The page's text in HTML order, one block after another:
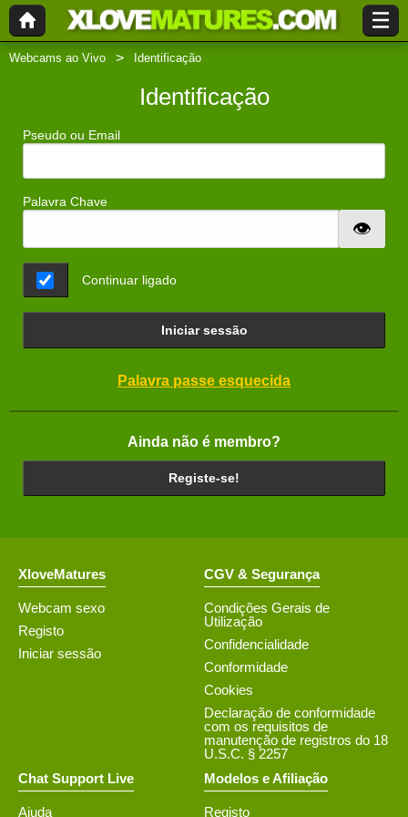
Webcams ao Vivo Identificação
Identificação
Pseudo ou Email
Palavra Chave
Continuar ligado
Iniciar sessão
Palavra passe esquecida
Ainda não é membro?
Registe-se!
XloveMatures
Webcam sexo
Registo
Iniciar sessão
CGV & Segurança
Condições Gerais de
Utilização
Confidencialidade
Conformidade
Cookies
Declaração de conformidade
com os requisitos de
manutenção de registros do 18
U.S.C. § 2257
Chat Support Live
Ajuda
Modelos e Afiliação
Registo